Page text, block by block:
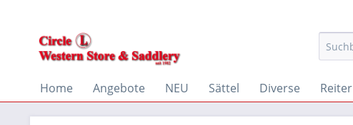
Home Angebote NEU Sättel Diverse Reiter